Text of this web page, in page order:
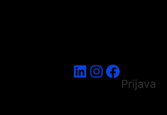
LinkedIn
Instagram
Prijava